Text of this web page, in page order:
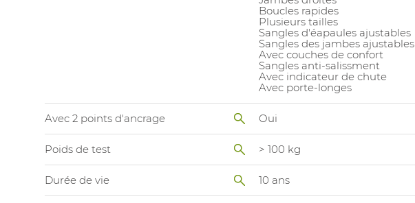
Boucles rapides
Plusieurs tailles
Sangles d'éapaules ajustables
Sangles des jambes ajustables
Avec couches de confort
Sangles anti-salissment
Avec indicateur de chute
Avec porte-longes
Avec 2 points d'ancrage Oui
Poids de test > 100 kg
Durée de vie 10 ans